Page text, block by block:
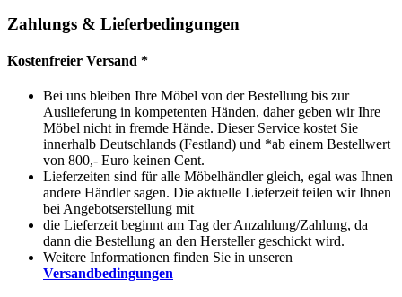
Zahlungs & Lieferbedingungen
Kostenfreier Versand *
Bei uns bleiben Ihre Möbel von der Bestellung bis zur
Auslieferung in kompetenten Händen, daher geben wir Ihre
Möbel nicht in fremde Hände. Dieser Service kostet Sie
innerhalb Deutschlands (Festland) und *ab einem Bestellwert
von 800,- Euro keinen Cent.
Lieferzeiten sind für alle Möbelhändler gleich, egal was Ihnen
andere Händler sagen. Die aktuelle Lieferzeit teilen wir Ihnen
bei Angebotserstellung mit
die Lieferzeit beginnt am Tag der Anzahlung/Zahlung, da
dann die Bestellung an den Hersteller geschickt wird.
Weitere Informationen finden Sie in unseren
Versandbedingungen